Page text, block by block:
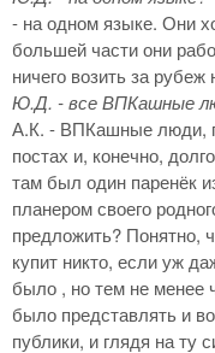
- на одном языке. Они
большей части они
ничего возить за рубеж
Ю.Д. - все ВПКашные
А.К. - ВПКашные люди,
постах и, конечно,
там был один паренёк
планером своего
предложить? Понятно,
купит никто, если уж
было , но тем не менее
было представлять и
публики, и глядя на ту